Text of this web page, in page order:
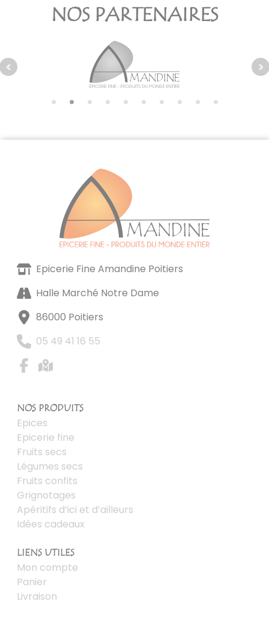
NOS PARTENAIRES
Epicerie Fine Amandine Poitiers
Halle Marché Notre Dame
86000 Poitiers
05 49 41 16 55
NOS PRODUITS
Epices
Epicerie fine
Fruits secs
Légumes secs
Fruits confits
Grignotages
Apéritifs d’ici et d’ailleurs
Idées cadeaux
LIENS UTILES
Mon compte
Panier
Livraison